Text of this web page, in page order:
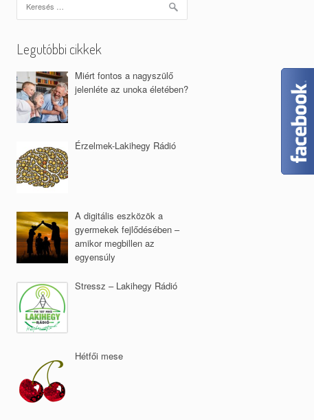
MUNKATÁRSAINK
NYILATKOZAT
Legutóbbi cikkek
Miért fontos a nagyszülő
jelenléte az unoka életében?
Érzelmek-Lakihegy Rádió
A digitális eszközök a
gyermekek fejlődésében –
amikor megbillen az
egyensúly
Stressz – Lakihegy Rádió
Hétfői mese